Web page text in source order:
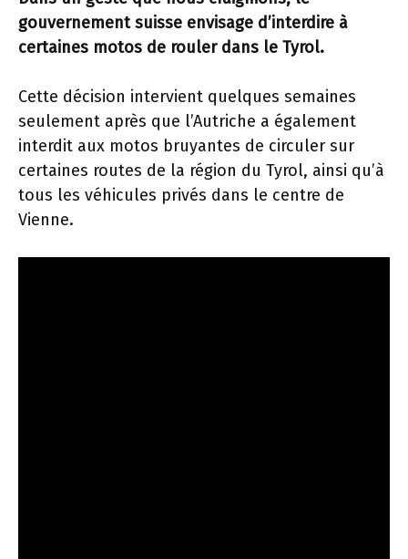
gouvernement suisse envisage d’interdire à
certaines motos de rouler dans le Tyrol.
Cette décision intervient quelques semaines
seulement après que l’Autriche a également
interdit aux motos bruyantes de circuler sur
certaines routes de la région du Tyrol, ainsi qu’à
tous les véhicules privés dans le centre de
Vienne.